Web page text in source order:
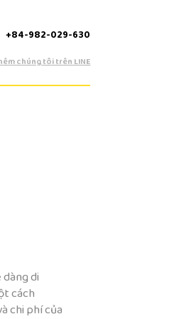
+84-982-029-630
chúng tôi trên LINE
di
cách
chi phí của